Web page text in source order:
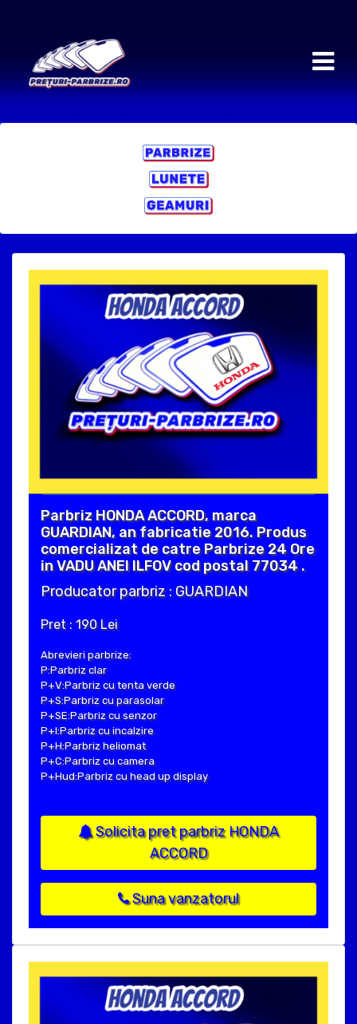
Parbriz HONDA ACCORD, marca
GUARDIAN, an fabricatie 2016. Produs
comercializat de catre Parbrize 24 Ore
in VADU ANEI ILFOV cod postal 77034 .
Producator parbriz : GUARDIAN
Pret : 190 Lei
Abrevieri parbrize:
P:Parbriz clar
P+V:Parbriz cu tenta verde
P+S:Parbriz cu parasolar
P+SE:Parbriz cu senzor
P+I:Parbriz cu incalzire
P+H:Parbriz heliomat
P+C:Parbriz cu camera
P+Hud:Parbriz cu head up display
Solicita pret parbriz HONDA
ACCORD
Suna vanzatorul